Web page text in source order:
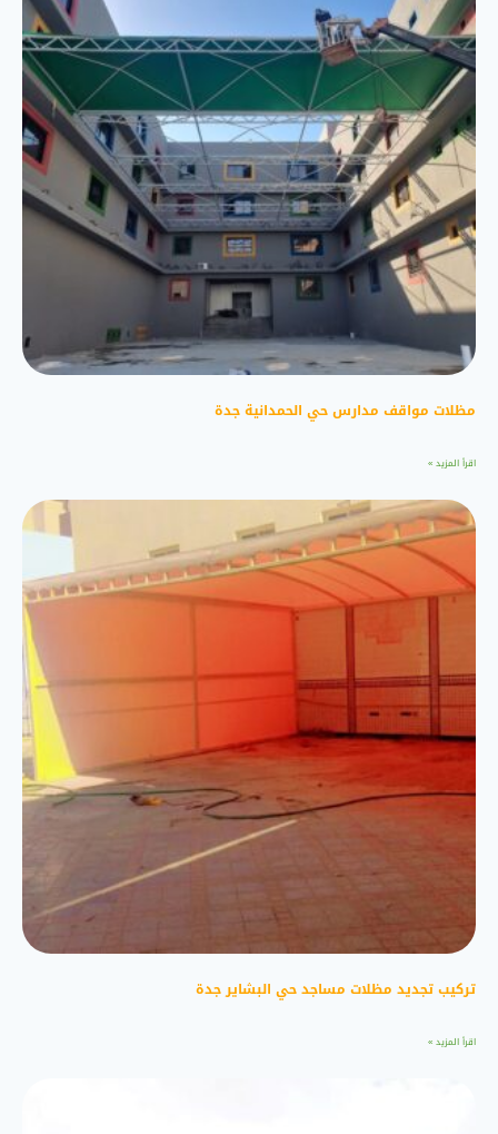
مظلات مواقف مدارس حي الحمدانية جدة
اقرأ المزيد »
تركيب تجديد مظلات مساجد حي البشاير جدة
اقرأ المزيد »